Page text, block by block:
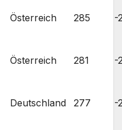
Österreich 285 -
Österreich 281 -
Deutschland 277 -